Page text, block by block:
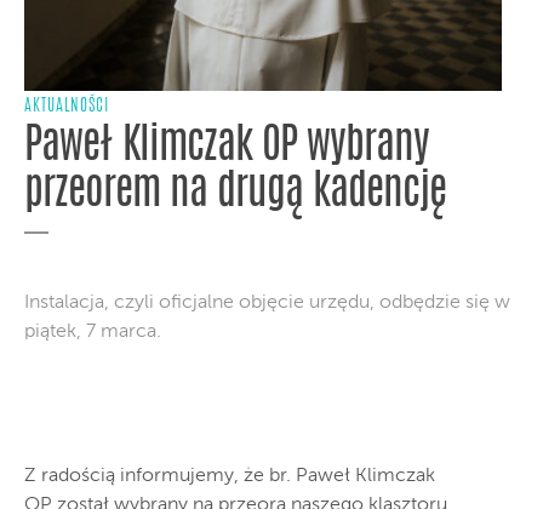
AKTUALNOŚCI
Paweł Klimczak OP wybrany
przeorem na drugą kadencję
Instalacja, czyli oficjalne objęcie urzędu, odbędzie się w
piątek, 7 marca.
Z radością informujemy, że br. Paweł Klimczak